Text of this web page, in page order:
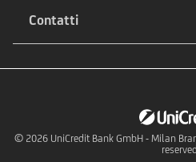
Contatti
© 2026 UniCredit Bank GmbH - Milan
reserved